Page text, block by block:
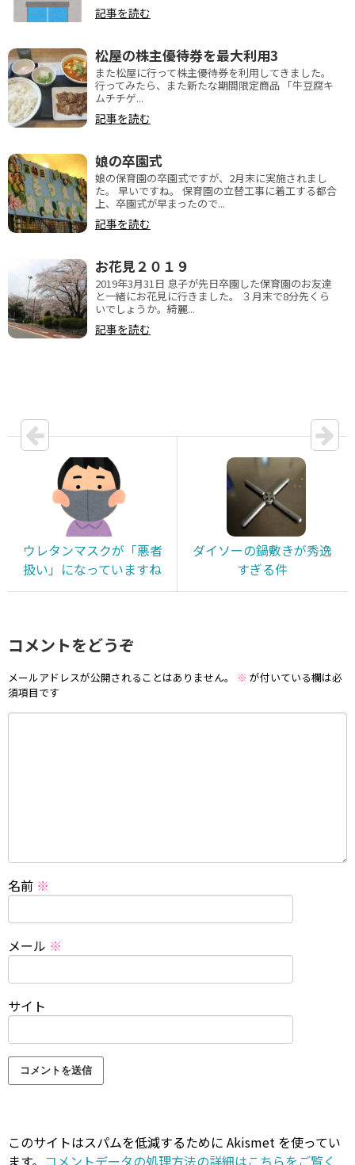
記事を読む
松屋の株主優待券を最大利用3
また松屋に行って株主優待券を利用してきました。
行ってみたら、また新たな期間限定商品 「牛豆腐キ
ムチチゲ...
記事を読む
娘の卒園式
娘の保育園の卒園式ですが、2月末に実施されまし
た。 早いですね。 保育園の立替工事に着工する都合
上、卒園式が早まったので...
記事を読む
お花見２０１９
2019年3月31日 息子が先日卒園した保育園のお友達
と一緒にお花見に行きました。 ３月末で8分先くら
いでしょうか。綺麗...
記事を読む
ウレタンマスクが「悪者
扱い」になっていますね
ダイソーの鍋敷きが秀逸
すぎる件
コメントをどうぞ
メールアドレスが公開されることはありません。 ※ が付いている欄は必
須項目です
名前 ※
メール ※
サイト
このサイトはスパムを低減するために Akismet を使ってい
ます。 コメントデータの処理方法の詳細はこちらをご覧く